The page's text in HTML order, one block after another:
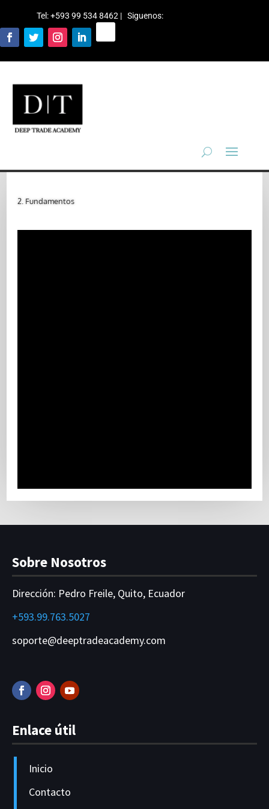
Tel: +593 99 534 8462 | Siguenos:
2. Fundamentos
Sobre Nosotros
Dirección: Pedro Freile, Quito, Ecuador
+593.99.763.5027
soporte@deeptradeacademy.com
Enlace útil
Inicio
Contacto